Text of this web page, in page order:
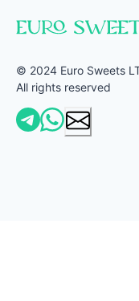
© 2024 Euro Sweets
All rights reserved